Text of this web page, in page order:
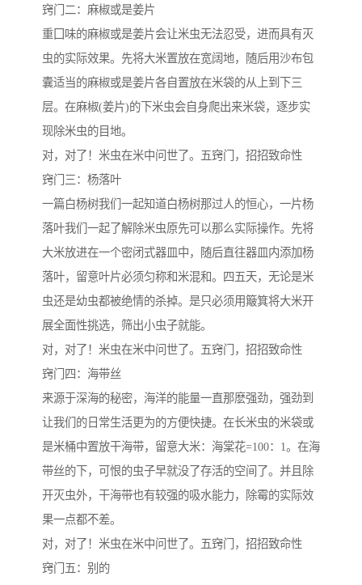
窍门二：麻椒或是姜片
重囗味的麻椒或是姜片会让米虫无法忍受，进而具有灭
虫的实际效果。先将大米置放在宽阔地，随后用沙布包
囊适当的麻椒或是姜片各自置放在米袋的从上到下三
层。在麻椒(姜片)的下米虫会自身爬出来米袋，逐步实
现除米虫的目地。
对，对了！米虫在米中问世了。五窍门，招招致命性
窍门三：杨落叶
一篇白杨树我们一起知道白杨树那过人的恒心，一片杨
落叶我们一起了解除米虫原先可以那么实际操作。先将
大米放进在一个密闭式器皿中，随后直往器皿内添加杨
落叶，留意叶片必须匀称和米混和。四五天，无论是米
虫还是幼虫都被绝情的杀掉。是只必须用簸箕将大米开
展全面性挑选，筛出小虫子就能。
对，对了！米虫在米中问世了。五窍门，招招致命性
窍门四：海带丝
来源于深海的秘密，海洋的能量一直那麽强劲，强劲到
让我们的日常生活更为的方便快捷。在长米虫的米袋或
是米桶中置放干海带，留意大米：海棠花=100：1。在海
带丝的下，可恨的虫子早就没了存活的空间了。并且除
开灭虫外，干海带也有较强的吸水能力，除霉的实际效
果一点都不差。
对，对了！米虫在米中问世了。五窍门，招招致命性
窍门五：别的